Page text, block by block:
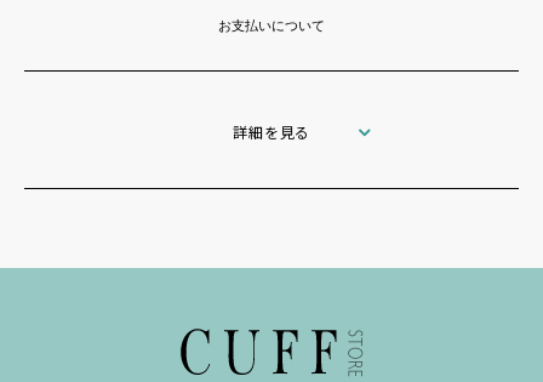
お支払いについて
詳細を見る